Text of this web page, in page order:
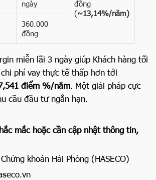
ngày
đồng
(~13,14%/năm)
360.000
đồng
miễn lãi 3 ngày giúp Khách hàng tối
phí vay thực tế thấp hơn tới
điểm %/năm. Một giải pháp cực
cầu đầu tư ngắn hạn.
mắc hoặc cần cập nhật thông tin,
khoán Hải Phòng (HASECO)